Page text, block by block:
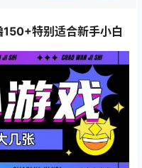
150+特别适合新手小白